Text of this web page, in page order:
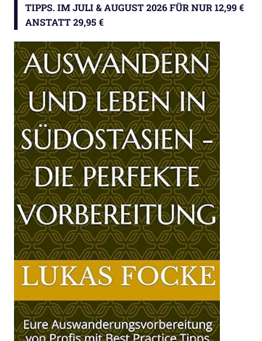
TIPPS. IM JULI & AUGUST 2026 FÜR NUR 12,99 €
ANSTATT 29,95 €